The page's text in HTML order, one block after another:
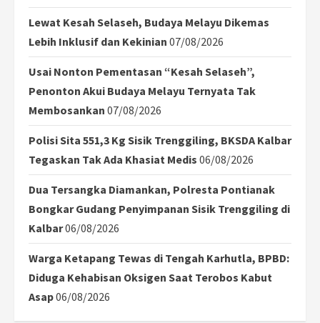
Lewat Kesah Selaseh, Budaya Melayu Dikemas
Lebih Inklusif dan Kekinian 07/08/2026
Usai Nonton Pementasan “Kesah Selaseh”,
Penonton Akui Budaya Melayu Ternyata Tak
Membosankan 07/08/2026
Polisi Sita 551,3 Kg Sisik Trenggiling, BKSDA Kalbar
Tegaskan Tak Ada Khasiat Medis 06/08/2026
Dua Tersangka Diamankan, Polresta Pontianak
Bongkar Gudang Penyimpanan Sisik Trenggiling di
Kalbar06/08/2026
Warga Ketapang Tewas di Tengah Karhutla, BPBD:
Diduga Kehabisan Oksigen Saat Terobos Kabut
Asap06/08/2026